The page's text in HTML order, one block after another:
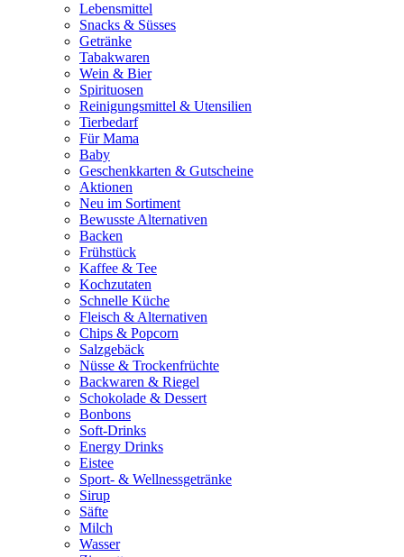
Lebensmittel
Snacks & Süsses
Getränke
Tabakwaren
Wein & Bier
Spirituosen
Reinigungsmittel & Utensilien
Tierbedarf
Für Mama
Baby
Geschenkkarten & Gutscheine
Aktionen
Neu im Sortiment
Bewusste Alternativen
Backen
Frühstück
Kaffee & Tee
Kochzutaten
Schnelle Küche
Fleisch & Alternativen
Chips & Popcorn
Salzgebäck
Nüsse & Trockenfrüchte
Backwaren & Riegel
Schokolade & Dessert
Bonbons
Soft-Drinks
Energy Drinks
Eistee
Sport- & Wellnessgetränke
Sirup
Säfte
Milch
Wasser